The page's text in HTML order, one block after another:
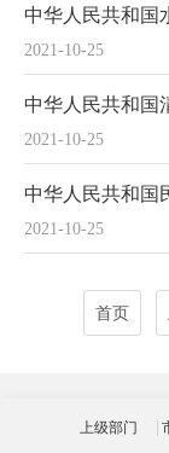
2021-10-25
中华人民共和国
2021-10-25
中华人民共和国
2021-10-25
中华人民共和国
首页
上级部门